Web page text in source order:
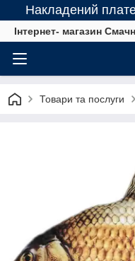
Накладений
Інтернет- магазин
Товари та послуги